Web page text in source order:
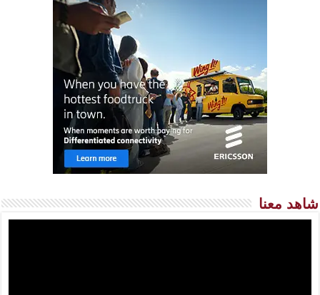
شاهد معنا